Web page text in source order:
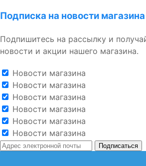
Подписка на новости магазина
Подпишитесь на рассылку и
новости и акции нашего магазина.
Новости магазина
Новости магазина
Новости магазина
Новости магазина
Новости магазина
Новости магазина